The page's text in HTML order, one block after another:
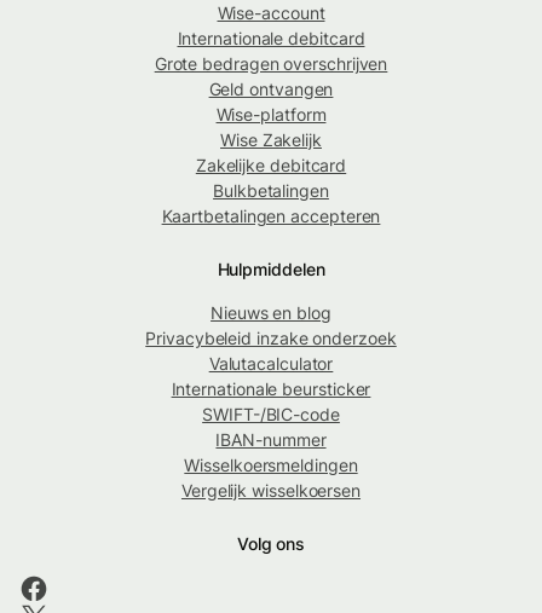
Wise-account
Internationale debitcard
Grote bedragen overschrijven
Geld ontvangen
Wise-platform
Wise Zakelijk
Zakelijke debitcard
Bulkbetalingen
Kaartbetalingen accepteren
Hulpmiddelen
Nieuws en blog
Privacybeleid inzake onderzoek
Valutacalculator
Internationale beursticker
SWIFT-/BIC-code
IBAN-nummer
Wisselkoersmeldingen
Vergelijk wisselkoersen
Volg ons